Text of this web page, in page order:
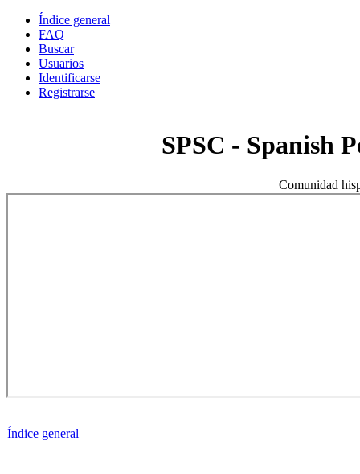
Índice general
FAQ
Buscar
Usuarios
Identificarse
Registrarse
SPSC - Spanish
Comunidad
Índice general